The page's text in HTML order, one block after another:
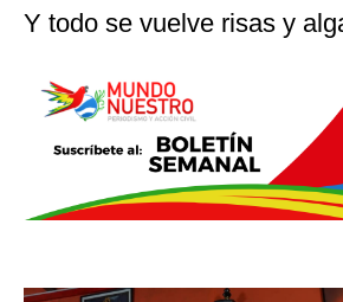
Y todo se vuelve risas y